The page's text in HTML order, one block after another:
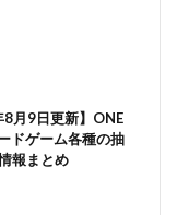
8月9日更新】ONE
ドゲーム各種の抽
報まとめ